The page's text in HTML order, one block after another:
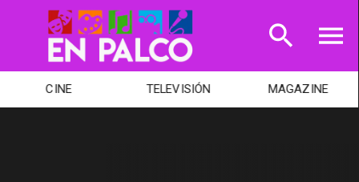
CINE TELEVISIÓN MAGAZINE